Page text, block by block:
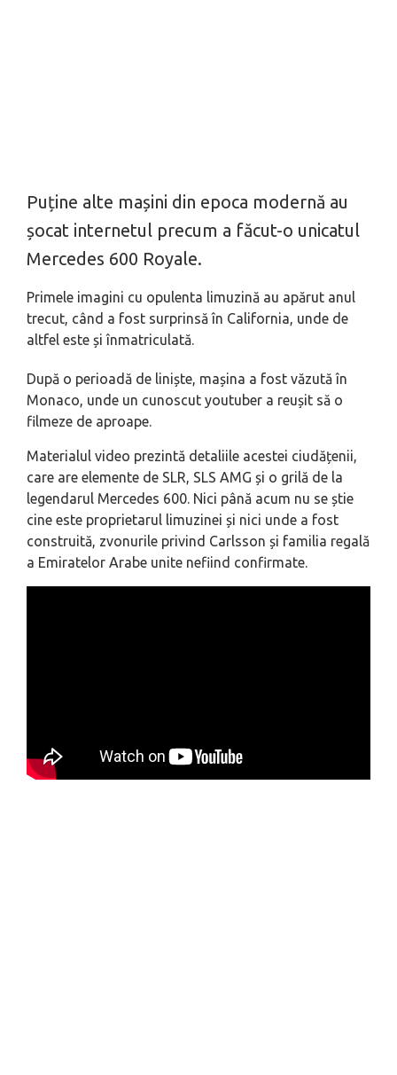
Puține alte mașini din epoca modernă au
șocat internetul precum a făcut-o unicatul
Mercedes 600 Royale.
Primele imagini cu opulenta limuzină au apărut anul
trecut, când a fost surprinsă în California, unde de
altfel este și înmatriculată.
După o perioadă de liniște, mașina a fost văzută în
Monaco, unde un cunoscut youtuber a reușit să o
filmeze de aproape.
Materialul video prezintă detaliile acestei ciudățenii,
care are elemente de SLR, SLS AMG și o grilă de la
legendarul Mercedes 600. Nici până acum nu se știe
cine este proprietarul limuzinei și nici unde a fost
construită, zvonurile privind Carlsson și familia regală
a Emiratelor Arabe unite nefiind confirmate.